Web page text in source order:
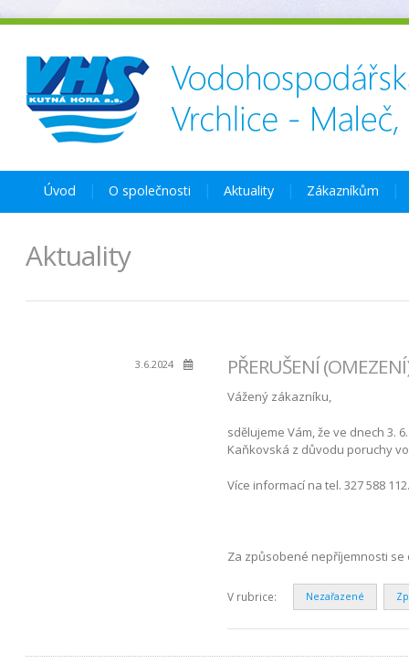
Úvod O společnosti Aktuality Zákazníkům
Aktuality
3.6.2024 PŘERUŠENÍ
Vážený zákazníku,
sdělujeme Vám, že ve dnech 3.
Kaňkovská z důvodu poruchy
Více informací na tel. 327 588
Za způsobené nepříjemnosti se
V rubrice: Nezařazené